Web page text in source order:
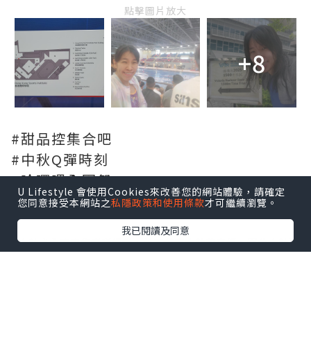
點擊圖片放大
+8
#甜品控集合吧
#中秋Q彈時刻
#哈囉喂全園祭
*本站之內容由作者所提供，並不代表本站的立場。因此本站對
所有博客的立場、真實性、準確性及完整性不負任何法律責
U Lifestyle 會使用Cookies來改善您的網站體驗，請確定
您同意接受本網站之私隱政策和使用條款才可繼續瀏覽。
我已閱讀及同意